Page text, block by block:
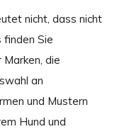
nicht, dass nicht
Sie
die
an
und Mustern
Hund und